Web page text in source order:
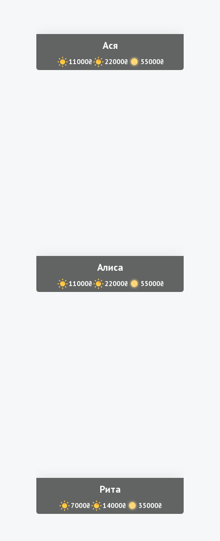
Ася
11000₴ 22000₴ 55000₴
Алиса
11000₴ 22000₴ 55000₴
Рита
7000₴ 14000₴ 35000₴